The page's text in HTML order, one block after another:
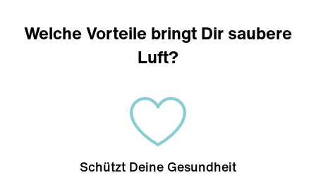
Welche Vorteile bringt Dir saubere
Luft?
Schützt Deine Gesundheit